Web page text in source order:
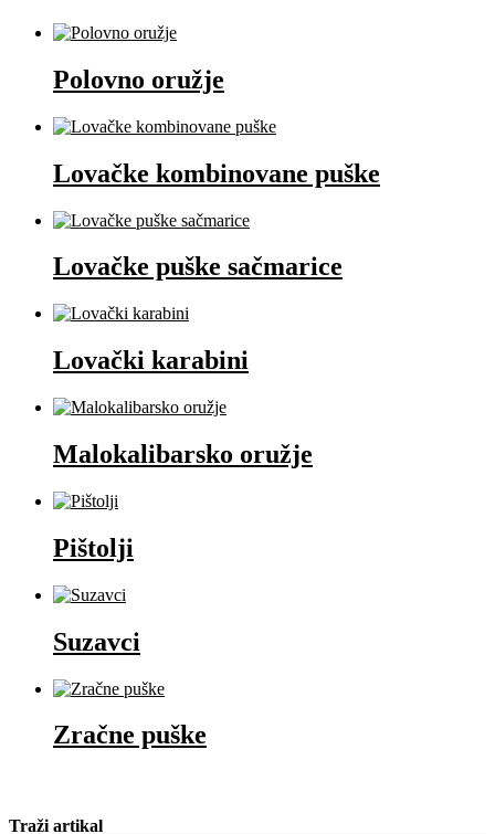
Polovno oružje
Lovačke kombinovane puške
Lovačke puške sačmarice
Lovački karabini
Malokalibarsko oružje
Pištolji
Suzavci
Zračne puške
Traži artikal